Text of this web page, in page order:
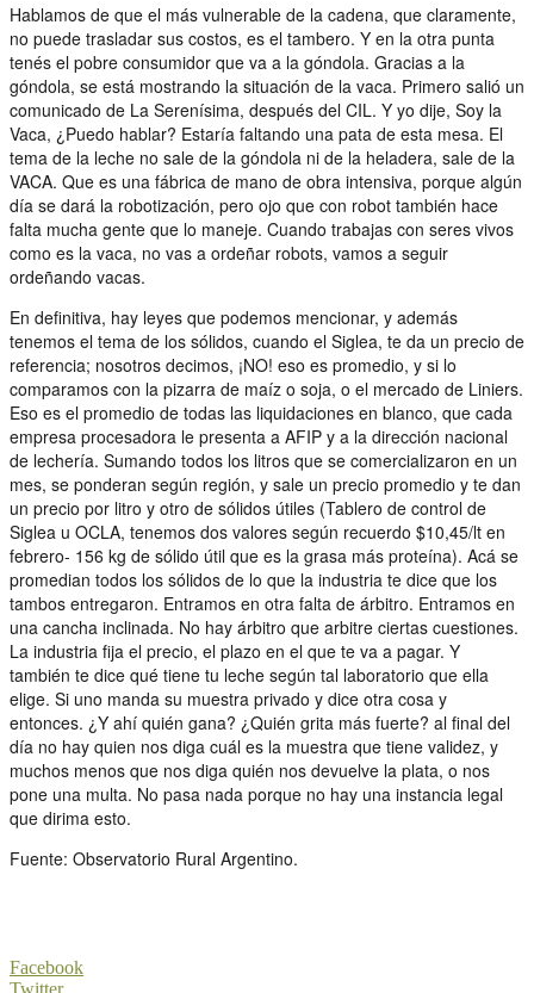
Hablamos de que el más vulnerable de la cadena, que claramente,
no puede trasladar sus costos, es el tambero. Y en la otra punta
tenés el pobre consumidor que va a la góndola. Gracias a la
góndola, se está mostrando la situación de la vaca. Primero salió un
comunicado de La Serenísima, después del CIL. Y yo dije, Soy la
Vaca, ¿Puedo hablar? Estaría faltando una pata de esta mesa. El
tema de la leche no sale de la góndola ni de la heladera, sale de la
VACA. Que es una fábrica de mano de obra intensiva, porque algún
día se dará la robotización, pero ojo que con robot también hace
falta mucha gente que lo maneje. Cuando trabajas con seres vivos
como es la vaca, no vas a ordeñar robots, vamos a seguir
ordeñando vacas.
En definitiva, hay leyes que podemos mencionar, y además
tenemos el tema de los sólidos, cuando el Siglea, te da un precio de
referencia; nosotros decimos, ¡NO! eso es promedio, y si lo
comparamos con la pizarra de maíz o soja, o el mercado de Liniers.
Eso es el promedio de todas las liquidaciones en blanco, que cada
empresa procesadora le presenta a AFIP y a la dirección nacional
de lechería. Sumando todos los litros que se comercializaron en un
mes, se ponderan según región, y sale un precio promedio y te dan
un precio por litro y otro de sólidos útiles (Tablero de control de
Siglea u OCLA, tenemos dos valores según recuerdo $10,45/lt en
febrero- 156 kg de sólido útil que es la grasa más proteína). Acá se
promedian todos los sólidos de lo que la industria te dice que los
tambos entregaron. Entramos en otra falta de árbitro. Entramos en
una cancha inclinada. No hay árbitro que arbitre ciertas cuestiones.
La industria fija el precio, el plazo en el que te va a pagar. Y
también te dice qué tiene tu leche según tal laboratorio que ella
elige. Si uno manda su muestra privado y dice otra cosa y
entonces. ¿Y ahí quién gana? ¿Quién grita más fuerte? al final del
día no hay quien nos diga cuál es la muestra que tiene validez, y
muchos menos que nos diga quién nos devuelve la plata, o nos
pone una multa. No pasa nada porque no hay una instancia legal
que dirima esto.
Fuente: Observatorio Rural Argentino.
Facebook
Twitter